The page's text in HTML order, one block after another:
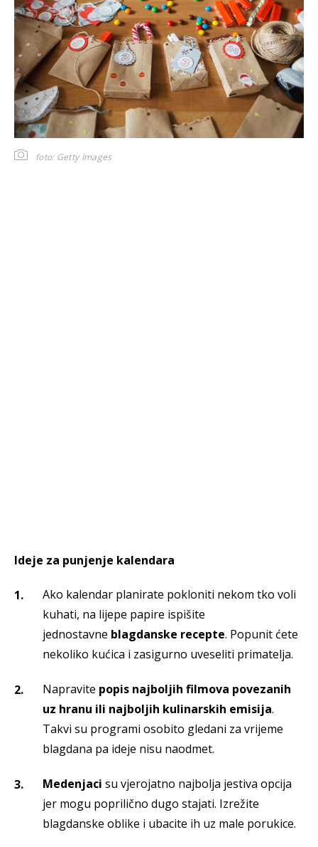
foto: Getty Images
Ideje za punjenje kalendara
Ako kalendar planirate pokloniti nekom tko voli
kuhati, na lijepe papire ispišite
jednostavne blagdanske recepte. Popunit ćete
nekoliko kućica i zasigurno uveseliti primatelja.
Napravite popis najboljih filmova povezanih
uz hranu ili najboljih kulinarskih emisija.
Takvi su programi osobito gledani za vrijeme
blagdana pa ideje nisu naodmet.
Medenjaci su vjerojatno najbolja jestiva opcija
jer mogu poprilično dugo stajati. Izrežite
blagdanske oblike i ubacite ih uz male porukice.